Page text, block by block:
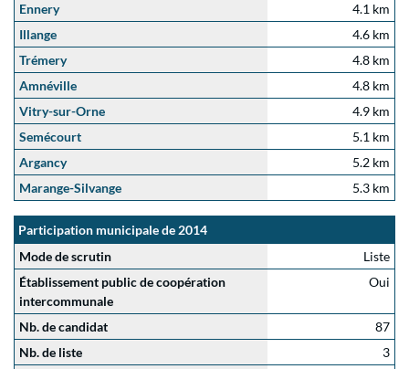
Ennery
4.1 km
Illange
4.6 km
Trémery
4.8 km
Amnéville
4.8 km
Vitry-sur-Orne
4.9 km
Semécourt
5.1 km
Argancy
5.2 km
Marange-Silvange
5.3 km
Participation municipale de 2014
Mode de scrutin
Liste
Établissement public de coopération
intercommunale
Oui
Nb. de candidat
87
Nb. de liste
3